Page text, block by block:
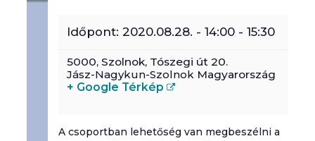
Időpont: 2020.08.28. - 14:00- 15:30
5000, Szolnok, Tószegi út 20.
Jász-Nagykun-Szolnok Magyarország
+ Google Térkép
A csoportban lehetőség van megbeszélni a